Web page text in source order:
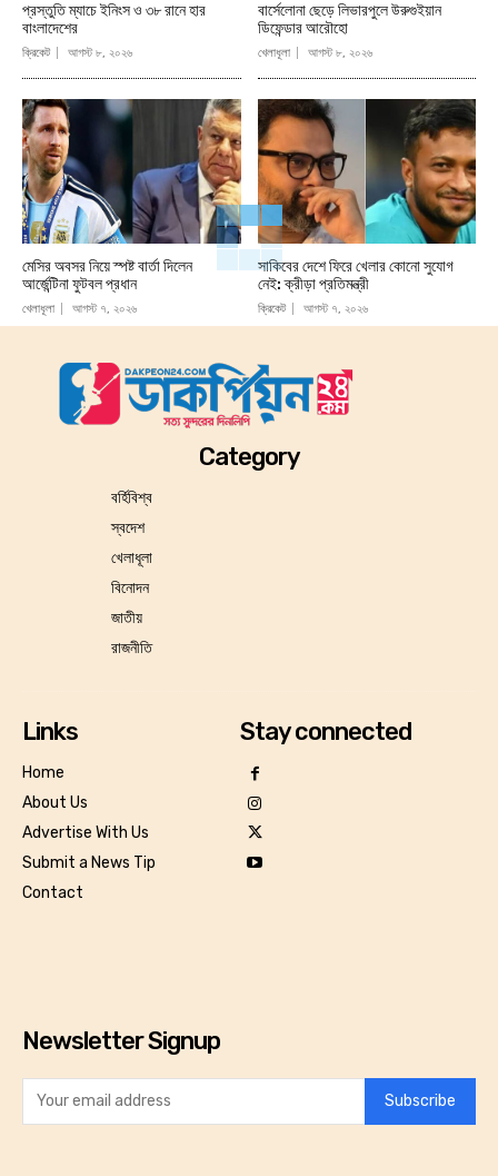
প্রস্তুতি ম্যাচে ইনিংস ও ৩৮ রানে হার
বাংলাদেশের
ক্রিকেট আগস্ট ৮, ২০২৬
বার্সেলোনা ছেড়ে লিভারপুলে উরুগুইয়ান
ডিফেন্ডার আরৌহো
খেলাধূলা আগস্ট ৮, ২০২৬
মেসির অবসর নিয়ে স্পষ্ট বার্তা দিলেন
আর্জেন্টিনা ফুটবল প্রধান
খেলাধূলা আগস্ট ৭, ২০২৬
সাকিবের দেশে ফিরে খেলার কোনো সুযোগ
নেই: ক্রীড়া প্রতিমন্ত্রী
ক্রিকেট আগস্ট ৭, ২০২৬
Category
বর্হিবিশ্ব
স্বদেশ
খেলাধূলা
বিনোদন
জাতীয়
রাজনীতি
Links
Home
About Us
Advertise With Us
Submit a News Tip
Contact
Stay connected
Newsletter Signup
Subscribe